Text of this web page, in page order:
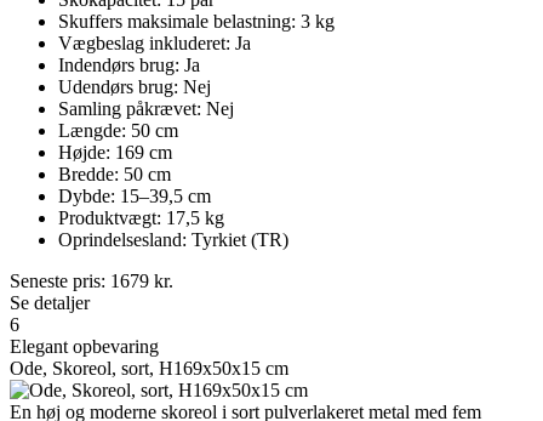
Skuffers maksimale belastning: 3 kg
Vægbeslag inkluderet: Ja
Indendørs brug: Ja
Udendørs brug: Nej
Samling påkrævet: Nej
Længde: 50 cm
Højde: 169 cm
Bredde: 50 cm
Dybde: 15–39,5 cm
Produktvægt: 17,5 kg
Oprindelsesland: Tyrkiet (TR)
Seneste pris: 1679 kr.
Se detaljer
6
Elegant opbevaring
Ode, Skoreol, sort, H169x50x15 cm
En høj og moderne skoreol i sort pulverlakeret metal med fem